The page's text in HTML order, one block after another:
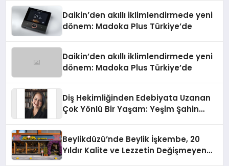
Daikin’den akıllı iklimlendirmede yeni
dönem: Madoka Plus Türkiye’de
Daikin’den akıllı iklimlendirmede yeni
dönem: Madoka Plus Türkiye’de
Diş Hekimliğinden Edebiyata Uzanan
Çok Yönlü Bir Yaşam: Yeşim Şahin
Beylikdüzü’nde Beylik İşkembe, 20
Yıldır Kalite ve Lezzetin Değişmeyen